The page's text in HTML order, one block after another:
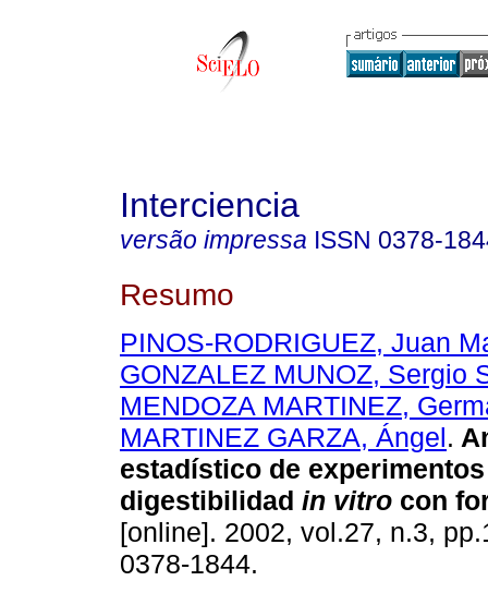
Interciencia
versão impressa ISSN 0378-
Resumo
PINOS-RODRIGUEZ, Juan
GONZALEZ MUNOZ, Sergio
MENDOZA MARTINEZ,
MARTINEZ GARZA, Ángel.
estadístico de
digestibilidad in vitro con
[online]. 2002, vol.27, n.3,
0378-1844.